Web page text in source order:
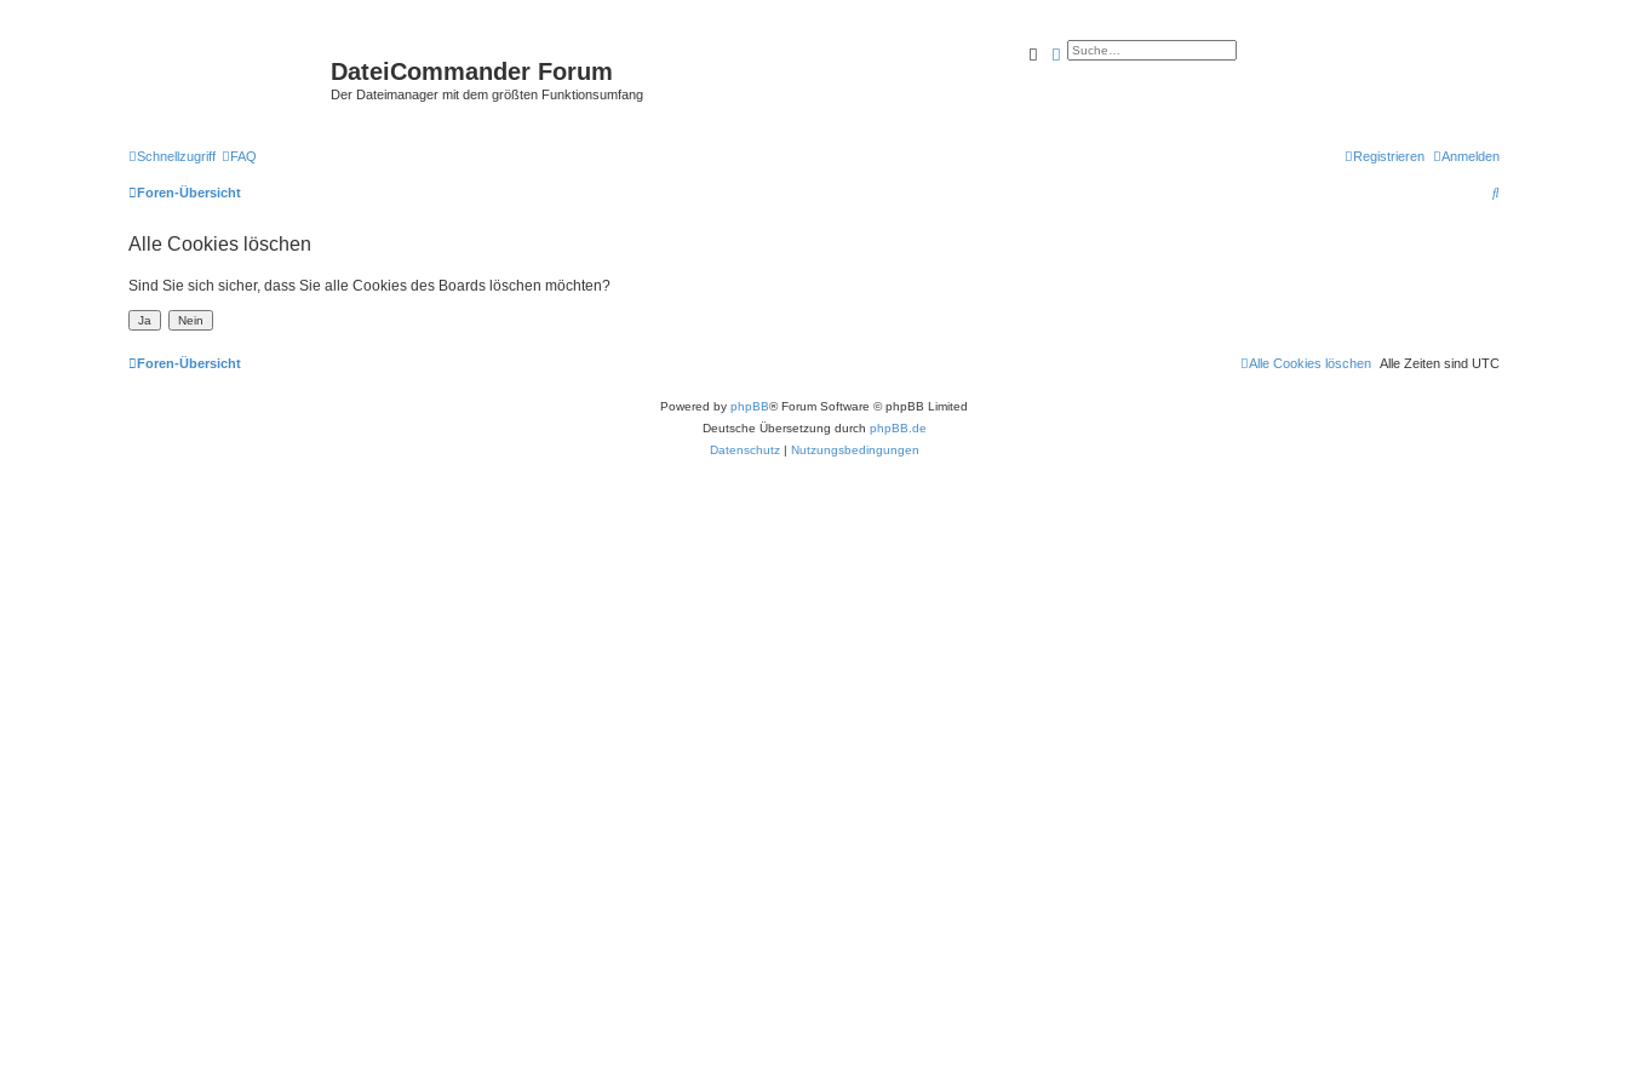
DateiCommander Forum
Der Dateimanager mit dem größten Funktionsumfang
SucheErweiterte Suche
Schnellzugriff FAQ Anmelden
Registrieren
Foren-Übersicht
S
Alle Cookies löschen
Sind Sie sich sicher, dass Sie alle Cookies des Boards löschen möchten?
Foren-Übersicht Alle Zeiten sind UTC
Alle Cookies löschen
Powered by phpBB® Forum Software © phpBB Limited
Deutsche Übersetzung durch phpBB.de
Datenschutz| Nutzungsbedingungen